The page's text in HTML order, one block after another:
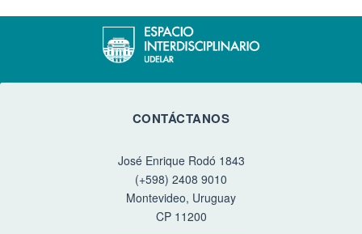
CONTÁCTANOS
José Enrique Rodó 1843
(+598) 2408 9010
Montevideo, Uruguay
CP 11200